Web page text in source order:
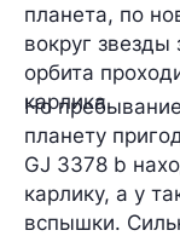
планета, по
вокруг звезды
орбита
карлика.
Но
планету
GJ 3378 b
карлику, а у
вспышки.